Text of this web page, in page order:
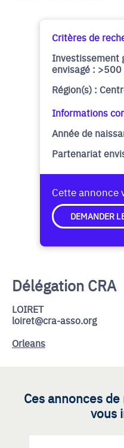
Critères de
Investissement
envisagé :
Région(s) :
Informations
Année de
Partenariat
Cette annonce
DEMANDER
Délégation CRA
LOIRET
loiret@cra-asso.org
Orleans
Ces annonces
vous